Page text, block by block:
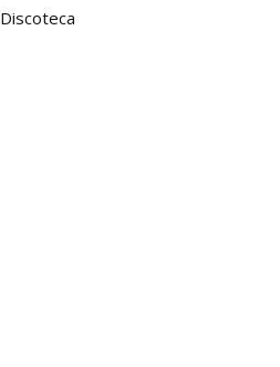
Discoteca